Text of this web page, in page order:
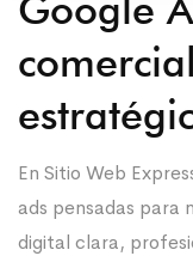
En Sitio Web
ads pensadas para
digital clara,